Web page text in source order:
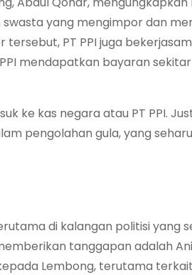
yang mengimpor dan
tersebut, PT PPI juga
mendapatkan bayaran sekitar
ke kas negara atau PT PPI.
pengolahan gula, yang
di kalangan politisi yang
tanggapan adalah
Lembong, terutama